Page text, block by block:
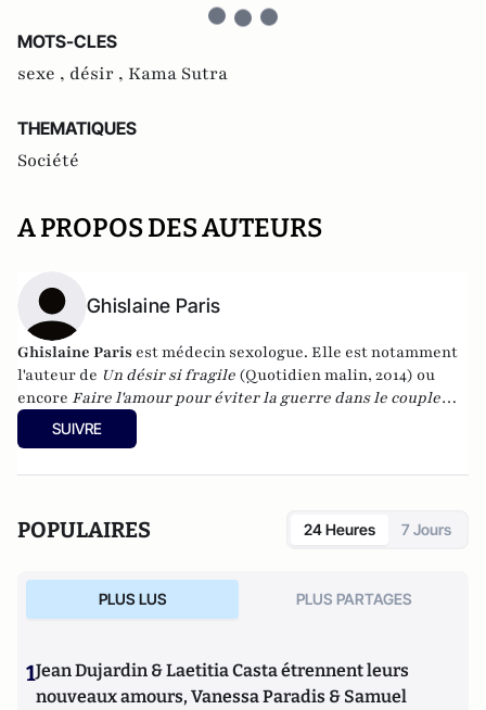
MOTS-CLES
sexe , désir , Kama Sutra
THEMATIQUES
Société
A PROPOS DES AUTEURS
Ghislaine Paris
Ghislaine Paris est médecin sexologue. Elle est notamment
l'auteur de Un désir si fragile (Quotidien malin, 2014) ou
encore Faire l'amour pour éviter la guerre dans le couple
avec Bernadette Costa-Prades (Albin Michel, 2010)
SUIVRE
POPULAIRES 24 Heures 7 Jours
PLUS LUS PLUS PARTAGES
1Jean Dujardin & Laetitia Casta étrennent leurs
nouveaux amours, Vanessa Paradis & Samuel